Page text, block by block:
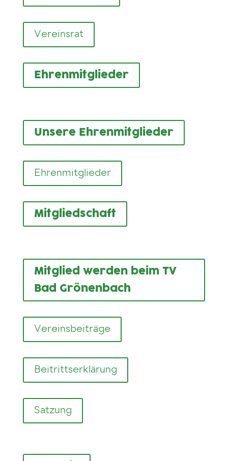
Vereinsrat
Ehrenmitglieder
Unsere Ehrenmitglieder
Ehrenmitglieder
Mitgliedschaft
Mitglied werden beim TV
Bad Grönenbach
Vereinsbeiträge
Beitrittserklärung
Satzung